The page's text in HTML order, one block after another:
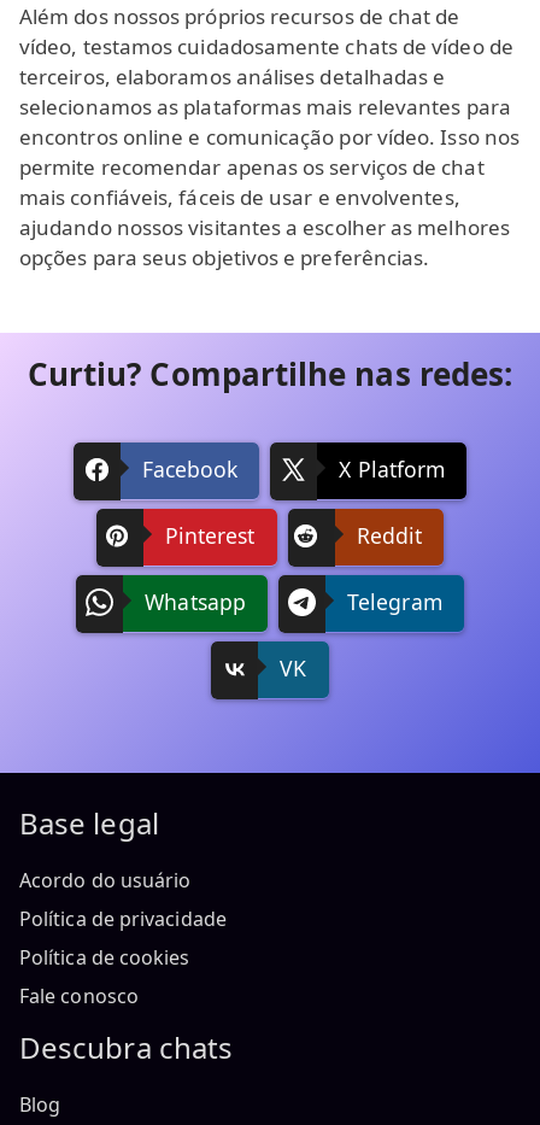
Além dos nossos próprios recursos de chat de
vídeo, testamos cuidadosamente chats de vídeo de
terceiros, elaboramos análises detalhadas e
selecionamos as plataformas mais relevantes para
encontros online e comunicação por vídeo. Isso nos
permite recomendar apenas os serviços de chat
mais confiáveis, fáceis de usar e envolventes,
ajudando nossos visitantes a escolher as melhores
opções para seus objetivos e preferências.
Curtiu? Compartilhe nas redes:
Facebook X Platform
Pinterest Reddit
Whatsapp Telegram
VK
Base legal
Acordo do usuário
Política de privacidade
Política de cookies
Fale conosco
Descubra chats
Blog